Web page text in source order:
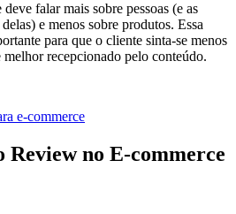
falar mais sobre pessoas (e as
e menos sobre produtos. Essa
para que o cliente sinta-se menos
recepcionado pelo conteúdo.
no E-commerce